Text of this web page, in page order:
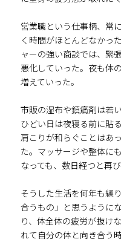
営業職という仕事柄、常
く時間がほとんどなかっ
ャーの強い商談では、緊
悪化していった。夜も体
増えていった。
市販の湿布や鎮痛剤は若
ひどい日は夜寝る前に貼
肩こりが和らぐことはあ
た。マッサージや整体に
なっても、数日経つと再
そうした生活を何年も繰
合うもの」と思うように
り、体全体の疲労が抜け
れて自分の体と向き合う